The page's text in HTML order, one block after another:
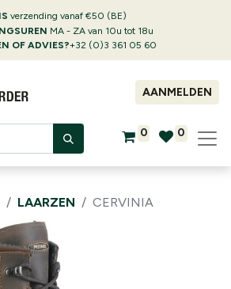
verzending vanaf €50 (BE)
MA - ZA van 10u tot 18u
OF ADVIES?+32 (0)3 361 05 60
AANMELDEN
0 0
LAARZEN CERVINIA